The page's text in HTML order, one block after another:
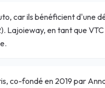
car ils bénéficient d'une
Lajoieway, en tant que
co-fondé en 2019 par